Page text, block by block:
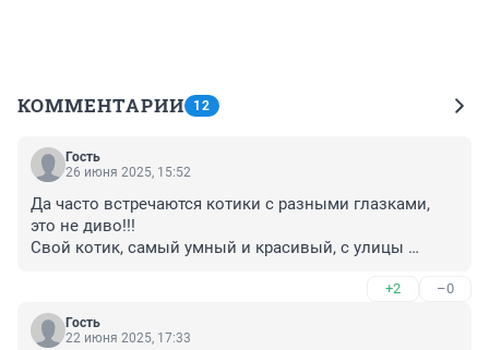
КОММЕНТАРИИ 12
Гость
26 июня 2025, 15:52
Да часто встречаются котики с разными глазками,
это не диво!!!
Свой котик, самый умный и красивый, с улицы
За что 100 т совсем чокаются, надо млн просить,
дураки найдутся!!!!
Нет бы помочь бездомным собачкам, котикам !!!
+2 –0
Гость
22 июня 2025, 17:33